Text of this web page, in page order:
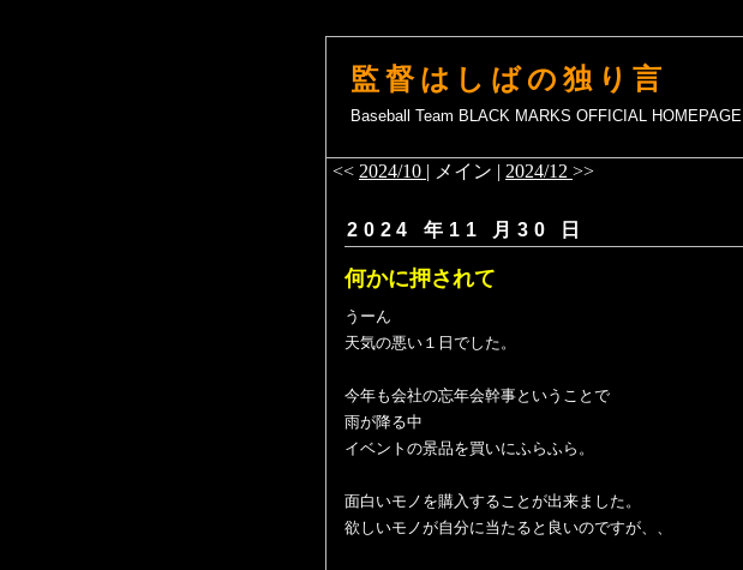
監督はしばの独り言
Baseball Team BLACK MARKS OFFICIAL HOMEPAGE
<< 2024/10 | メイン | 2024/12 >>
2024 年11 月30 日
何かに押されて
うーん
天気の悪い１日でした。
今年も会社の忘年会幹事ということで
雨が降る中
イベントの景品を買いにふらふら。
面白いモノを購入することが出来ました。
欲しいモノが自分に当たると良いのですが、、